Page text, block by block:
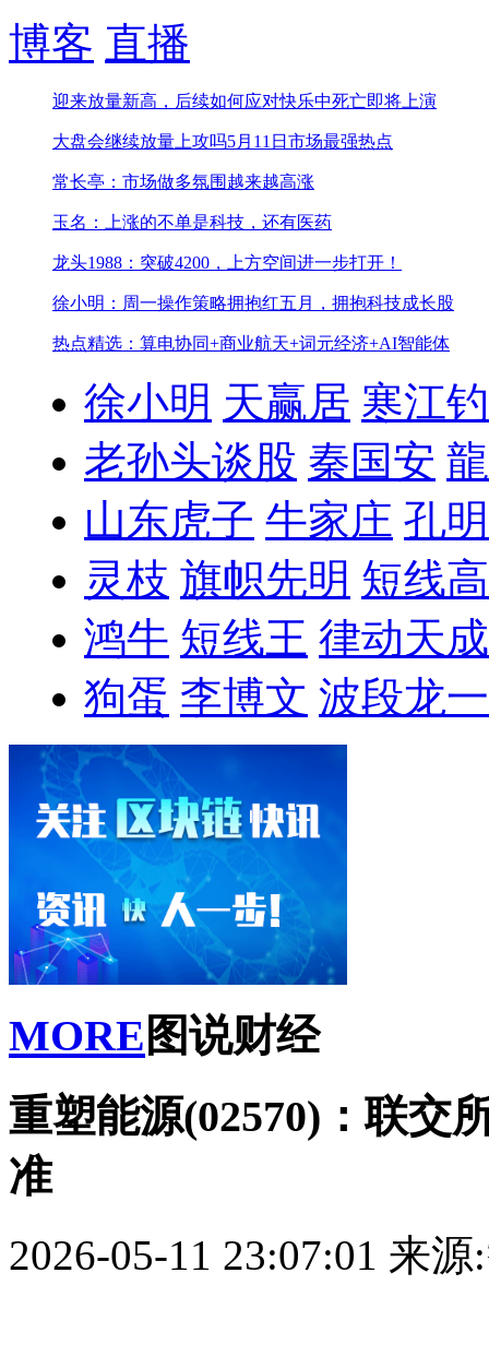
博客 直播
迎来放量新高，后续如何应对快乐中死亡即将上演
大盘会继续放量上攻吗5月11日市场最强热点
常长亭：市场做多氛围越来越高涨
玉名：上涨的不单是科技，还有医药
龙头1988：突破4200，上方空间进一步打开！
徐小明：周一操作策略拥抱红五月，拥抱科技成长股
热点精选：算电协同+商业航天+词元经济+AI智能体
徐小明 天赢居 寒江
老孙头谈股 秦国安
山东虎子 牛家庄 孔
灵枝 旗帜先明 短线
鸿牛 短线王 律动天成
狗蛋 李博文 波段龙一
MORE 图说财经
重塑能源(02570)：联交
准
2026-05-11 23:07:01 来源